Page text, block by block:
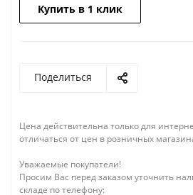
Купить в 1 клик
Поделиться
Цена действительна только для
отличаться от цен в розничных
Уважаемые покупатели!
Просим Вас перед заказом уточнить
складе по телефону: